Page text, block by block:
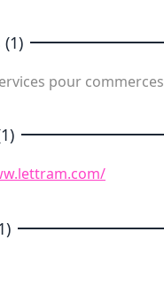
pour commerces